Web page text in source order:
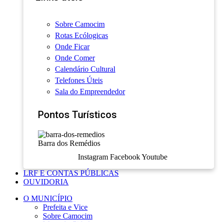
Sobre Camocim
Rotas Ecólogicas
Onde Ficar
Onde Comer
Calendário Cultural
Telefones Úteis
Sala do Empreendedor
Pontos Turísticos
Barra dos Remédios
Instagram Facebook Youtube
LRF E CONTAS PÚBLICAS
OUVIDORIA
O MUNICÍPIO
Prefeita e Vice
Sobre Camocim